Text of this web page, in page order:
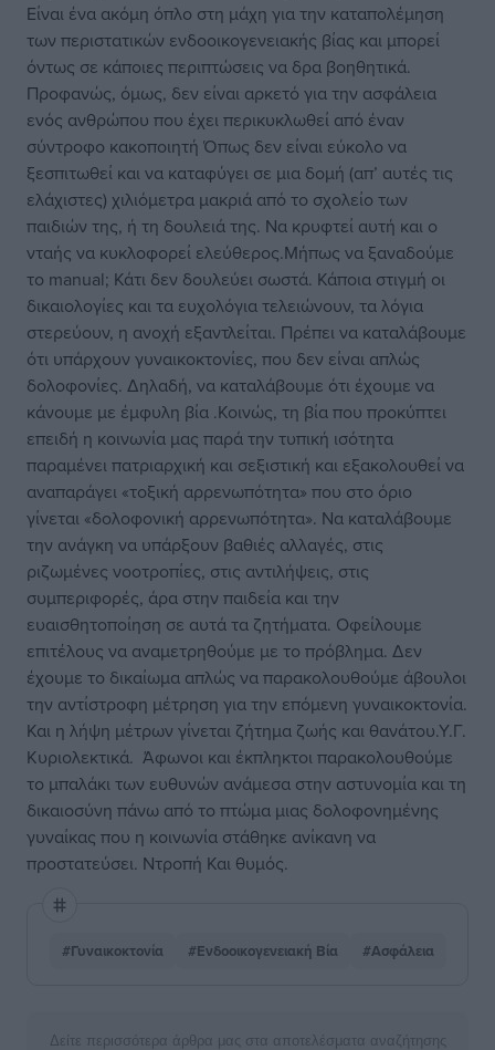
Είναι ένα ακόμη όπλο στη μάχη για την καταπολέμηση
των περιστατικών ενδοοικογενειακής βίας και μπορεί
όντως σε κάποιες περιπτώσεις να δρα βοηθητικά.
Προφανώς, όμως, δεν είναι αρκετό για την ασφάλεια
ενός ανθρώπου που έχει περικυκλωθεί από έναν
σύντροφο κακοποιητή Όπως δεν είναι εύκολο να
ξεσπιτωθεί και να καταφύγει σε μια δομή (απ’ αυτές τις
ελάχιστες) χιλιόμετρα μακριά από το σχολείο των
παιδιών της, ή τη δουλειά της. Να κρυφτεί αυτή και ο
νταής να κυκλοφορεί ελεύθερος.Μήπως να ξαναδούμε
το manual; Κάτι δεν δουλεύει σωστά. Κάποια στιγμή οι
δικαιολογίες και τα ευχολόγια τελειώνουν, τα λόγια
στερεύουν, η ανοχή εξαντλείται. Πρέπει να καταλάβουμε
ότι υπάρχουν γυναικοκτονίες, που δεν είναι απλώς
δολοφονίες. Δηλαδή, να καταλάβουμε ότι έχουμε να
κάνουμε με έμφυλη βία .Κοινώς, τη βία που προκύπτει
επειδή η κοινωνία μας παρά την τυπική ισότητα
παραμένει πατριαρχική και σεξιστική και εξακολουθεί να
αναπαράγει «τοξική αρρενωπότητα» που στο όριο
γίνεται «δολοφονική αρρενωπότητα». Να καταλάβουμε
την ανάγκη να υπάρξουν βαθιές αλλαγές, στις
ριζωμένες νοοτροπίες, στις αντιλήψεις, στις
συμπεριφορές, άρα στην παιδεία και την
ευαισθητοποίηση σε αυτά τα ζητήματα. Οφείλουμε
επιτέλους να αναμετρηθούμε με το πρόβλημα. Δεν
έχουμε το δικαίωμα απλώς να παρακολουθούμε άβουλοι
την αντίστροφη μέτρηση για την επόμενη γυναικοκτονία.
Και η λήψη μέτρων γίνεται ζήτημα ζωής και θανάτου.Υ.Γ.
Κυριολεκτικά. Άφωνοι και έκπληκτοι παρακολουθούμε
το μπαλάκι των ευθυνών ανάμεσα στην αστυνομία και τη
δικαιοσύνη πάνω από το πτώμα μιας δολοφονημένης
γυναίκας που η κοινωνία στάθηκε ανίκανη να
προστατεύσει. Ντροπή Και θυμός.
#Γυναικοκτονία #Ενδοοικογενειακή Βία #Ασφάλεια
Δείτε περισσότερα άρθρα μας στα αποτελέσματα αναζήτησης